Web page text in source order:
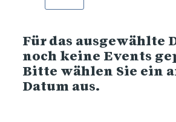
Für das ausgewählte
noch keine Events
Bitte wählen Sie ein
Datum aus.